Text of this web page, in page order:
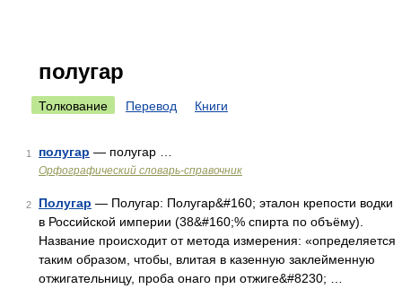
полугар
Толкование Перевод Книги
1 полугар — полугар …
Орфографический словарь-справочник
2 Полугар — Полугар: Полугар&#160; эталон крепости водки
в Российской империи (38&#160;% спирта по объёму).
Название происходит от метода измерения: «определяется
таким образом, чтобы, влитая в казенную заклейменную
отжигательницу, проба онаго при отжиге&#8230; …